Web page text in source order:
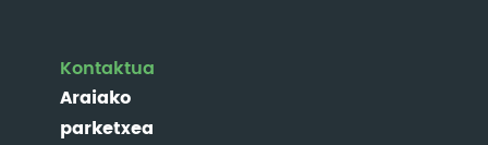
Kontaktua
Araiako
parketxea